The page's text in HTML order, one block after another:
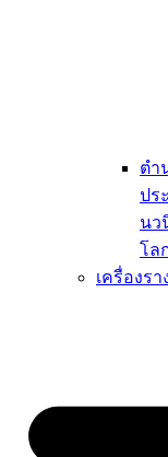
ตำ
ปร
นว
โล
เครื่องรา